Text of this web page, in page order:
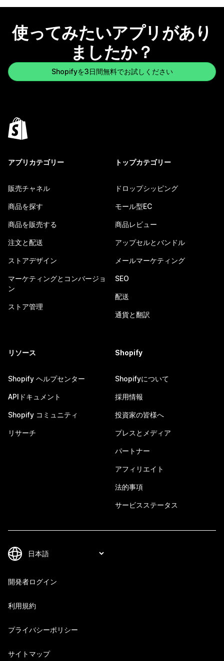
使ってみたいアプリがあり
ましたか？
Shopifyを3日間無料でお試しください
アプリカテゴリー
販売チャネル
商品を探す
商品を販売する
注文と配送
ストアデザイン
マーケティングとコンバージョ
ン
ストア管理
トップカテゴリー
ドロップシッピング
モール型EC
商品レビュー
アップセルとバンドル
メールマーケティング
SEO
配送
通貨と翻訳
リソース
Shopify ヘルプセンター
APIドキュメント
Shopify コミュニティ
リサーチ
Shopify
Shopifyについて
採用情報
投資家の皆様へ
プレスとメディア
パートナー
アフィリエイト
法的事項
サービスステータス
開発者ログイン
利用規約
プライバシーポリシー
サイトマップ